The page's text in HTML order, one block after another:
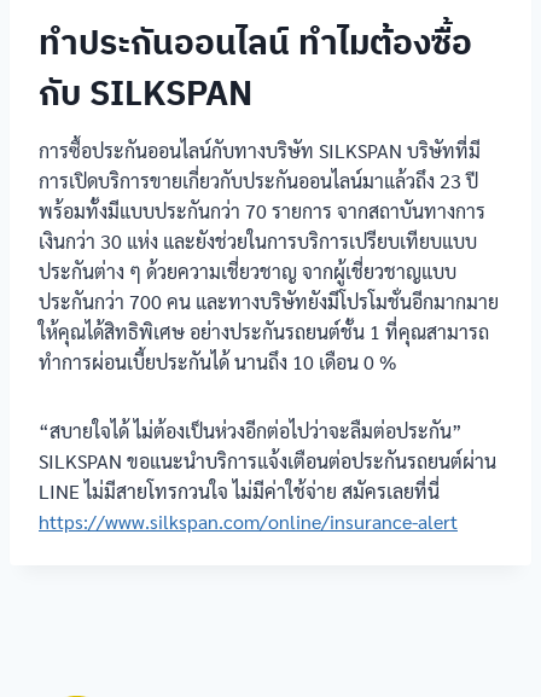
ทำประกันออนไลน์ ทำไมต้องซื้อ
กับ SILKSPAN
การซื้อประกันออนไลน์กับทางบริษัท SILKSPAN บริษัทที่มี
การเปิดบริการขายเกี่ยวกับประกันออนไลน์มาแล้วถึง 23 ปี
พร้อมทั้งมีแบบประกันกว่า 70 รายการ จากสถาบันทางการ
เงินกว่า 30 แห่ง และยังช่วยในการบริการเปรียบเทียบแบบ
ประกันต่าง ๆ ด้วยความเชี่ยวชาญ จากผู้เชี่ยวชาญแบบ
ประกันกว่า 700 คน และทางบริษัทยังมีโปรโมชั่นอีกมากมาย
ให้คุณได้สิทธิพิเศษ อย่างประกันรถยนต์ชั้น 1 ที่คุณสามารถ
ทำการผ่อนเบี้ยประกันได้ นานถึง 10 เดือน 0 %
“สบายใจได้ ไม่ต้องเป็นห่วงอีกต่อไปว่าจะลืมต่อประกัน”
SILKSPAN ขอแนะนำบริการแจ้งเตือนต่อประกันรถยนต์ผ่าน
LINE ไม่มีสายโทรกวนใจ ไม่มีค่าใช้จ่าย สมัครเลยที่นี่
https://www.silkspan.com/online/insurance-alert